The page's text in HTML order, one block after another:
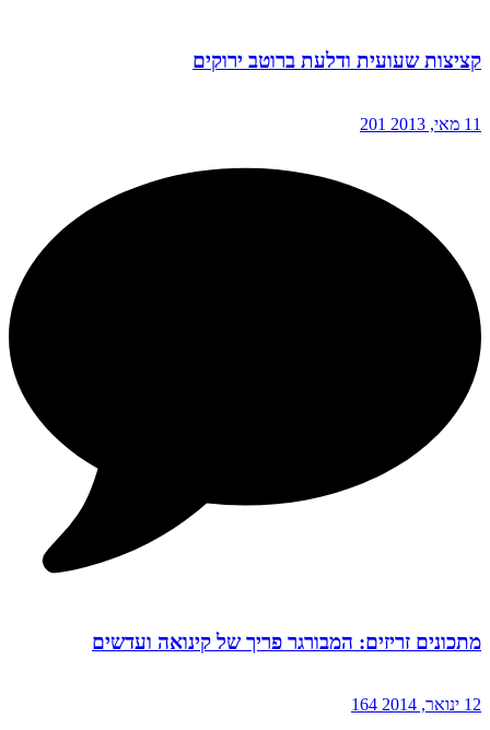
קציצות שעועית ודלעת ברוטב ירוקים
11 מאי, 2013 201
מתכונים זריזים: המבורגר פריך של קינואה ועדשים
12 ינואר, 2014 164